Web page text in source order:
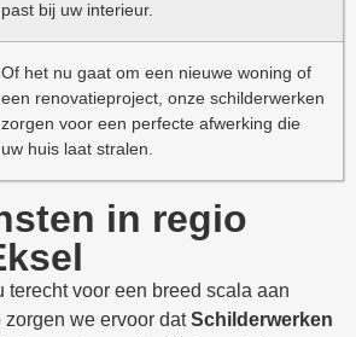
past bij uw interieur.
Of het nu gaat om een nieuwe woning of
een renovatieproject, onze schilderwerken
zorgen voor een perfecte afwerking die
uw huis laat stralen.
in regio
terecht voor een breed scala aan
we ervoor datSchilderwerken